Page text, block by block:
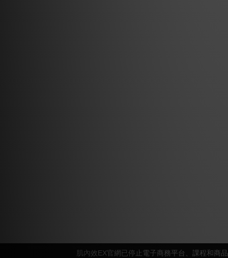
肌內效EX官網已停止電子商務平台、課程和商